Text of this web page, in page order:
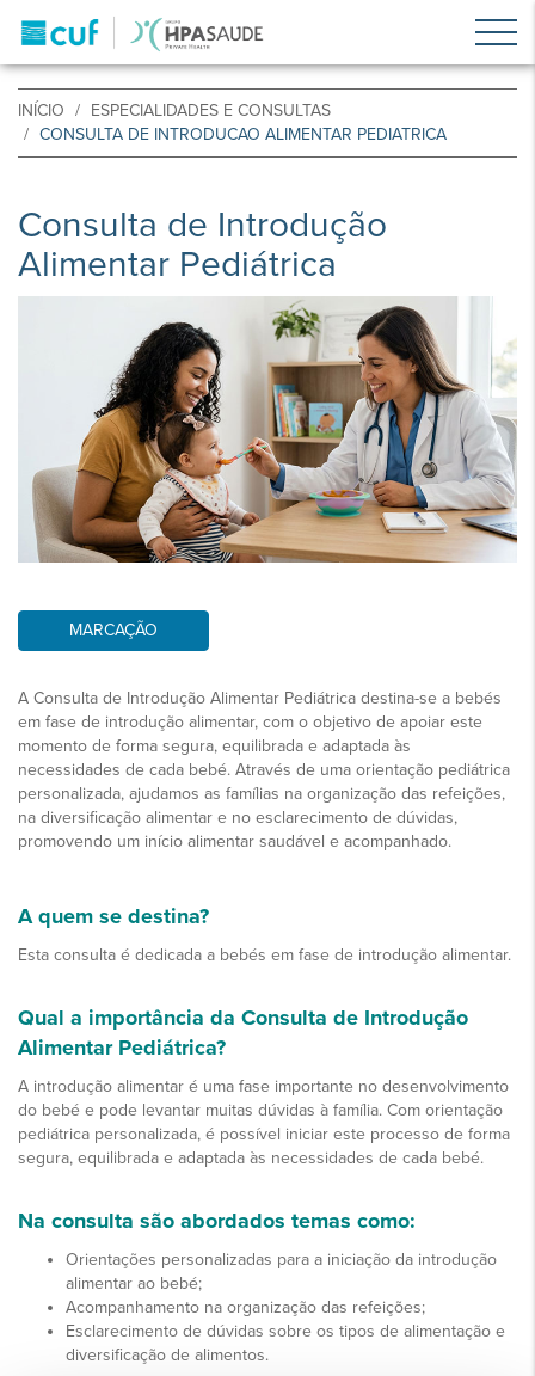
INÍCIO
ESPECIALIDADES E CONSULTAS
CONSULTA DE INTRODUCAO ALIMENTAR PEDIATRICA
Consulta de Introdução
Alimentar Pediátrica
MARCAÇÃO
A Consulta de Introdução Alimentar Pediátrica destina-se a bebés
em fase de introdução alimentar, com o objetivo de apoiar este
momento de forma segura, equilibrada e adaptada às
necessidades de cada bebé. Através de uma orientação pediátrica
personalizada, ajudamos as famílias na organização das refeições,
na diversificação alimentar e no esclarecimento de dúvidas,
promovendo um início alimentar saudável e acompanhado.
A quem se destina?
Esta consulta é dedicada a bebés em fase de introdução alimentar.
Qual a importância da Consulta de Introdução
Alimentar Pediátrica?
A introdução alimentar é uma fase importante no desenvolvimento
do bebé e pode levantar muitas dúvidas à família. Com orientação
pediátrica personalizada, é possível iniciar este processo de forma
segura, equilibrada e adaptada às necessidades de cada bebé.
Na consulta são abordados temas como:
Orientações personalizadas para a iniciação da introdução
alimentar ao bebé;
Acompanhamento na organização das refeições;
Esclarecimento de dúvidas sobre os tipos de alimentação e
diversificação de alimentos.